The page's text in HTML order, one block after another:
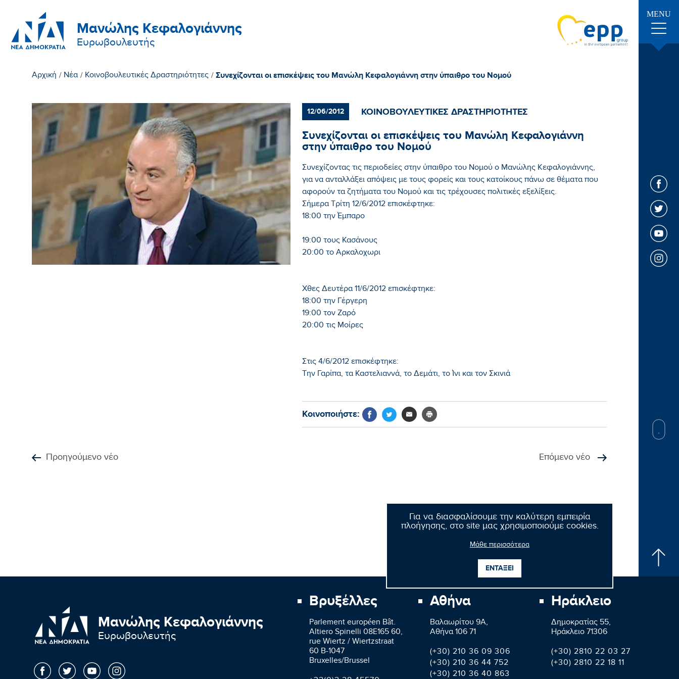
Μανώλης Κεφαλογιάννης
Ευρωβουλευτής
MENU
Για να διασφαλίσουμε την καλύτερη εμπειρία
πλοήγησης, στο site μας χρησιμοποιούμε cookies.
Μάθε περισσότερα
ΕΝΤΑΞΕΙ
Αρχική / Νέα / Κοινοβουλευτικές Δραστηριότητες / Συνεχίζονται οι επισκέψεις του Μανώλη Κεφαλογιάννη στην ύπαιθρο του Νομού
12/06/2012 ΚΟΙΝΟΒΟΥΛΕΥΤΙΚΕΣ ΔΡΑΣΤΗΡΙΟΤΗΤΕΣ
Συνεχίζονται οι επισκέψεις του Μανώλη Κεφαλογιάννη
στην ύπαιθρο του Νομού
Συνεχίζοντας τις περιοδείες στην ύπαιθρο του Νομού ο Μανώλης Κεφαλογιάννης,
για να ανταλλάξει απόψεις με τους φορείς και τους κατοίκους πάνω σε θέματα που
αφορούν τα ζητήματα του Νομού και τις τρέχουσες πολιτικές εξελίξεις.
Σήμερα Τρίτη 12/6/2012 επισκέφτηκε:
18:00 την Έμπαρο
19:00 τους Κασάνους
20:00 το Αρκαλοχωρι
Χθες Δευτέρα 11/6/2012 επισκέφτηκε:
18:00 την Γέργερη
19:00 τον Ζαρό
20:00 τις Μοίρες
Στις 4/6/2012 επισκέφτηκε:
Την Γαρίπα, τα Καστελιαννά, το Δεμάτι, το Ίνι και τον Σκινιά
Κοινοποιήστε:
Προηγούμενο νέο Επόμενο νέο
Μανώλης Κεφαλογιάννης
Ευρωβουλευτής
Βρυξέλλες
Parlement européen Bât.
Altiero Spinelli 08E165 60,
rue Wiertz / Wiertzstraat
60 B-1047
Bruxelles/Brussel
Αθήνα
Βαλαωρίτου 9A,
Aθήνα 106 71
(+30) 210 36 09 306
(+30) 210 36 44 752
(+30) 210 36 40 863
Ηράκλειο
Δημοκρατίας 55,
Ηράκλειο 71306
(+30) 2810 22 03 27
(+30) 2810 22 18 11